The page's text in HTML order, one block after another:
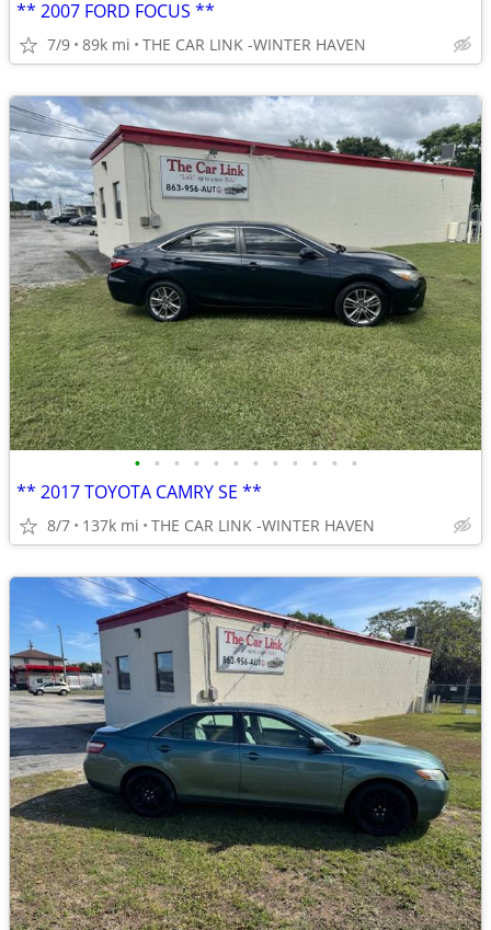
** 2007 FORD FOCUS **
7/9 89k mi THE CAR LINK -WINTER HAVEN
• • • • • • • • • • • •
** 2017 TOYOTA CAMRY SE **
8/7 137k mi THE CAR LINK -WINTER HAVEN